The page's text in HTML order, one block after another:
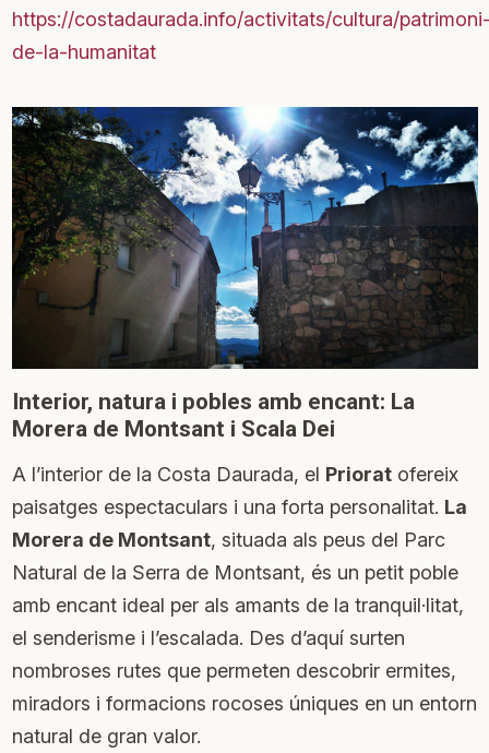
https://costadaurada.info/activitats/cultura/
de-la-humanitat
Interior, natura i pobles amb encant: La
Morera de Montsant i Scala Dei
A l’interior de la Costa Daurada, el Prioratofereix
paisatges espectaculars i una forta personalitat. La
Morera de Montsant, situada als peus del Parc
Natural de la Serra de Montsant, és un petit poble
amb encant ideal per als amants de la tranquil·litat,
el senderisme i l’escalada. Des d’aquí surten
nombroses rutes que permeten descobrir ermites,
miradors i formacions rocoses úniques en un entorn
natural de gran valor.